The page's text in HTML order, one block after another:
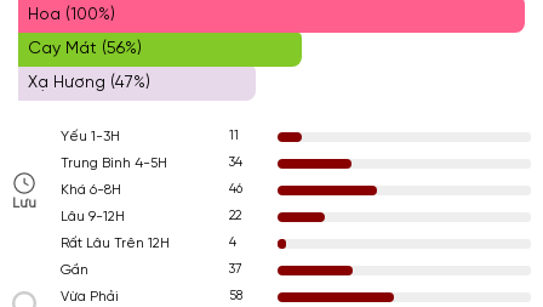
Hoa (100%)
Cay Mát (56%)
Xạ Hương (47%)
Lưu
Yếu 1-3H
11
Trung Bình 4-5H
34
Khá 6-8H
46
Lâu 9-12H
22
Rất Lâu Trên 12H
4
Gần
37
Vừa Phải
58